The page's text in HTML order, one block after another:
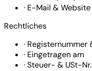
· E-Mail & Website
Rechtliches
· Registernummer
· Eingetragen am
·Steuer- & USt-Nr.